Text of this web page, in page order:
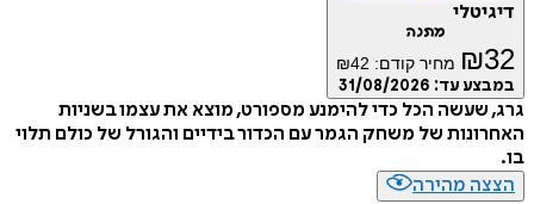
דיגיטלי
מתנה
₪32 מחיר קודם: ₪42
במבצע עד: 31/08/2026
גרג, שעשה הכל כדי להימנע מספורט, מוצא את עצמו בשניות
האחרונות של משחק הגמר עם הכדור בידיים והגורל של כולם תלוי
בו.
הצצה מהירה